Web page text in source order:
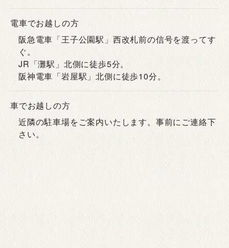
電車でお越しの方
阪急電車「王子公園駅」西改札前の信号を渡ってす
ぐ。
JR「灘駅」北側に徒歩5分。
阪神電車「岩屋駅」北側に徒歩10分。
車でお越しの方
近隣の駐車場をご案内いたします。事前にご連絡下
さい。